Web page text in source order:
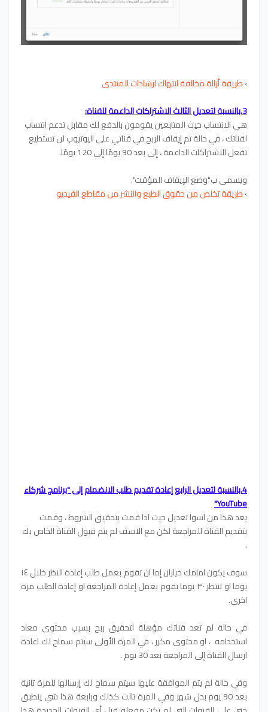
›طريقة أزالة مخالفة انتهاك ارشادات المنتدى
3.بالنسبة لتعديل الثالث الاشتراكات الداعمة للقناة:
هي الانتساب حيث المتابعين يقومون بالدفع لك مقابل تدعم انتساب
لقناتك،في حالة تم إيقاف الربح في قناتي على اليوتيوب لن تستطيع
تفعل الاشتراكات الداعمة،إلى بعد 90 يومًا إلى 120 يومًا.
ويسمى ب"وضع الإيقاف المؤقت".
›طريقة تخلص من حقوق الطبع والنشر من مقاطع الفيديو
4.بالنسبة لتعديل الرابع إعادة تقديم طلب الانضمام إلى "برنامج شركاء
YouTube"
يعد هذا من اسوا تعديل حيت اذا قمت بتحقيق الشروط ، وقمت
بتقديم القناة للمراجعة لكن مع الاسف لم يتم قبول القناة الخاص بك
.
سوف يكون امامك خياران إما ان تقوم بعمل طلب إعادة النظر خلال ١٤
يوما او تنتظر ٣٠ يوما تقوم بعمل إعادة المراجعة او إعادة الطلب مرة
اخرى.
في حالة لم تعد قناتك مؤهلة لتحقيق ربح بسبب محتوى معاد
استخدامه ،او محتوى مكرر،في المرة الأولى سيتم سماح لك اعادة
ارسال القناة إلى المراجعة بعد 30 يوم .
وفي حالة لم يتم الموافقة عليها سيتم سماح لك إرسالها للمرة تانية
بعد 90 يوم بدل شهر وفي المرة تالت كذلك ورابعة هذا شي ينطبق